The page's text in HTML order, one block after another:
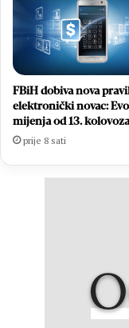
FBiH dobiva nova
elektronički novac:
mijenja od 13. kolovoza
prije 8 sati